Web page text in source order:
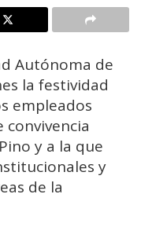
Autónoma de
la festividad
empleados
convivencia
y a la que
y
de la